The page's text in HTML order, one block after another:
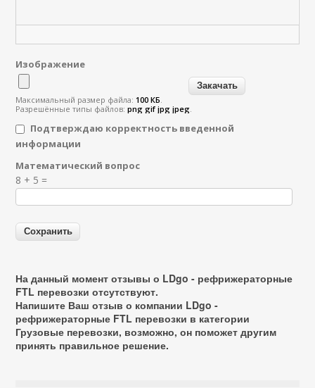
Изображение
Максимальный размер файла:100 КБ.
Разрешённые типы файлов:png gif jpg jpeg.
Подтверждаю корректность введенной
информации
Я спамер
Математический вопрос
8 + 5 =
На данный момент отзывы о LDgo - рефрижераторные
FTL перевозки отсутствуют.
Напишите Ваш отзыв о компании LDgo -
рефрижераторные FTL перевозки в категории
Грузовые перевозки, возможно, он поможет другим
принять правильное решение.